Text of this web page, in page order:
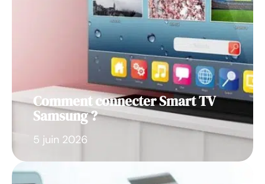
Comment connecter Smart TV
Samsung ?
5 juin 2026